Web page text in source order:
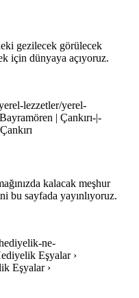
gezilecek görülecek
için dünyaya açıyoruz.
lezzetler/yerel-
| Çankırı-|-
kalacak meşhur
bu sayfada yayınlıyoruz.
ne-
Eşyalar ›
Eşyalar ›